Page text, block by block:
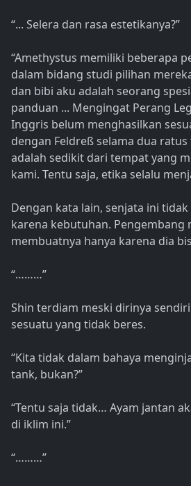
“... Selera dan rasa estetikanya?”
“Amethystus memiliki beberapa
dalam bidang studi pilihan
dan bibi aku adalah seorang
panduan ... Mengingat Perang
Inggris belum menghasilkan
dengan Feldreß selama dua
adalah sedikit dari tempat yang
kami. Tentu saja, etika selalu
Dengan kata lain, senjata ini
karena kebutuhan. Pengembang
membuatnya hanya karena dia
“………”
Shin terdiam meski dirinya
sesuatu yang tidak beres.
“Kita tidak dalam bahaya
tank, bukan?”
“Tentu saja tidak… Ayam jantan
di iklim ini.”
“………”